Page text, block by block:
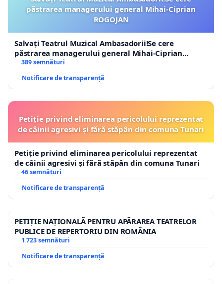
păstrarea managerului general Mihai-Ciprian
ROGOJAN
Salvați Teatrul Muzical Ambasadorii!Se cere
păstrarea managerului general Mihai-Ciprian
ROGOJAN
389 semnături
Notificare de transparență
Petiție privind eliminarea pericolului reprezentat
de câinii agresivi și fără stăpân din comuna Tunari
Petiție privind eliminarea pericolului reprezentat
de câinii agresivi și fără stăpân din comuna Tunari
46 semnături
Notificare de transparență
PETIȚIE NAȚIONALĂ PENTRU APĂRAREA TEATRELOR
PUBLICE DE REPERTORIU DIN ROMÂNIA
1 723 semnături
Notificare de transparență